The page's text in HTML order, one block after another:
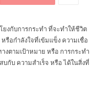
ยงกับการกระทำ ที่จะทำให้ชีวิต
รือกำลังใจที่เข้มแข็ง ความเชื่อ
งตามเป้าหมาย หรือ การกระทำ
บกับ ความสำเร็จ หรือ ได้ในสิ่งที่